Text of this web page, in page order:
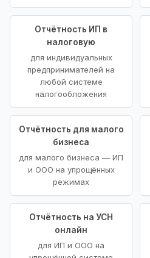
Отчётность ИП в
налоговую
для индивидуальных
предпринимателей на
любой системе
налогообложения
Отчётность для малого
бизнеса
для малого бизнеса — ИП
и ООО на упрощённых
режимах
Отчётность на УСН
онлайн
для ИП и ООО на